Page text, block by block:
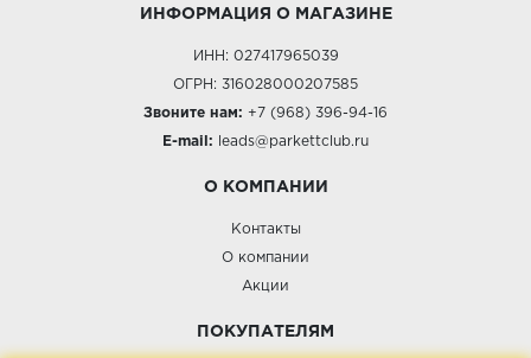
ИНФОРМАЦИЯ О МАГАЗИНЕ
ИНН: 027417965039
ОГРН: 316028000207585
Звоните нам: +7 (968) 396-94-16
E-mail: leads@parkettclub.ru
О КОМПАНИИ
Контакты
О компании
Акции
ПОКУПАТЕЛЯМ